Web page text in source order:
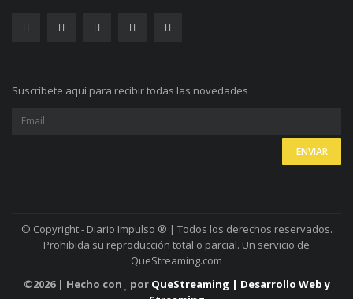
Suscríbete aquí para recibir todas las novedades
© Copyright - Diario Impulso ® | Todos los derechos reservados.
Prohibida su reproducción total o parcial. Un servicio de
QueStreaming.com
©2026 | Hecho con por QueStreaming | Desarrollo Web y